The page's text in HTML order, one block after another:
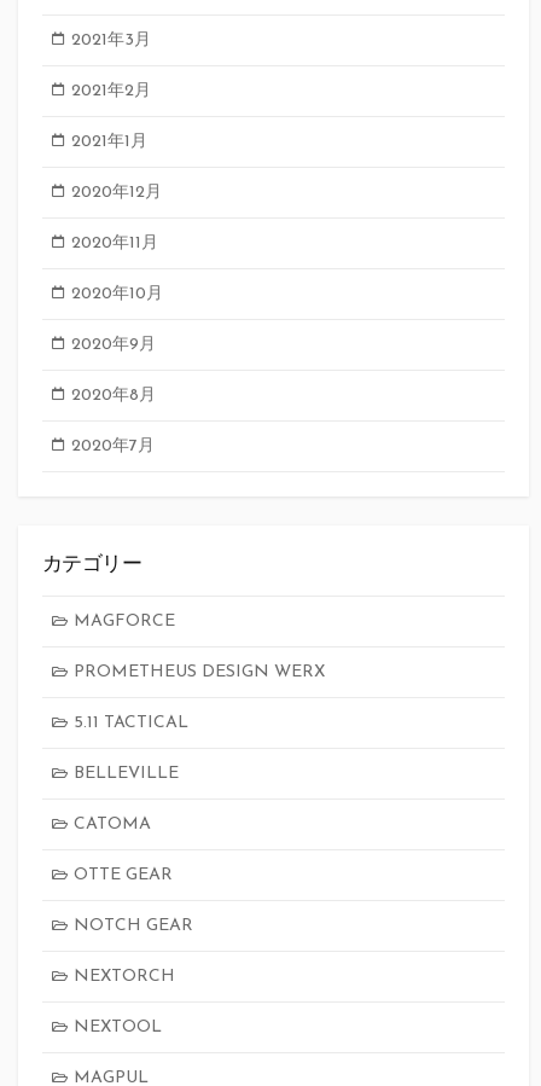
2021年3月
2021年2月
2021年1月
2020年12月
2020年11月
2020年10月
2020年9月
2020年8月
2020年7月
カテゴリー
MAGFORCE
PROMETHEUS DESIGN WERX
5.11 TACTICAL
BELLEVILLE
CATOMA
OTTE GEAR
NOTCH GEAR
NEXTORCH
NEXTOOL
MAGPUL